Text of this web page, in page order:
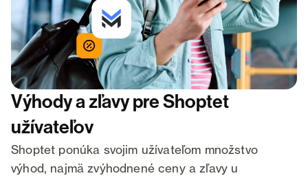
Výhody a zľavy pre Shoptet
užívateľov
Shoptet ponúka svojim užívateľom množstvo
výhod, najmä zvýhodnené ceny a zľavy u